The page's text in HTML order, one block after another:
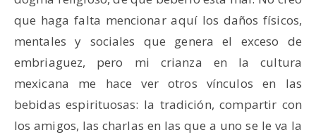
que haga falta mencionar aquí los daños físicos,
mentales y sociales que genera el exceso de
embriaguez, pero mi crianza en la cultura
mexicana me hace ver otros vínculos en las
bebidas espirituosas: la tradición, compartir con
los amigos, las charlas en las que a uno se le va la